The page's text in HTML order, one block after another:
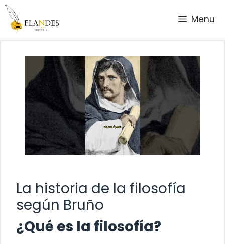
Saltar
contenido
Menu
La historia de la filosofía
según Bruño
¿Qué es la filosofía?